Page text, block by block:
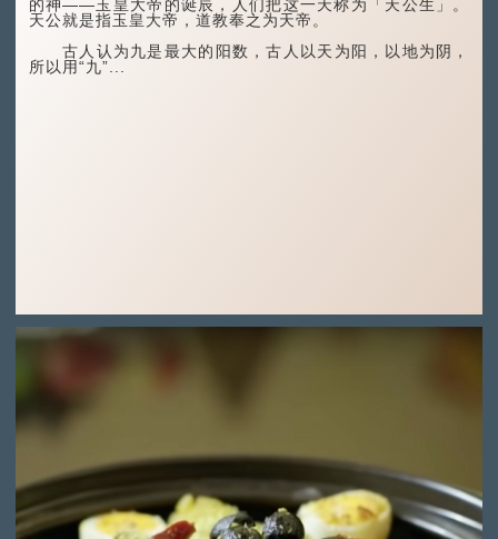
的神——玉皇大帝的诞辰，人们把这一天称为「天公生」。
天公就是指玉皇大帝，道教奉之为天帝。
古人认为九是最大的阳数，古人以天为阳，以地为阴，
所以用“九”...